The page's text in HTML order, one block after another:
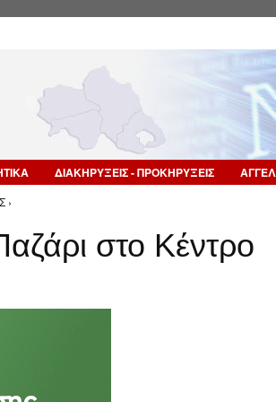
ΔΙΑΚΗΡΥΞΕΙΣ - ΠΡΟΚΗΡΥΞΕΙΣ
›
στο Κέντρο